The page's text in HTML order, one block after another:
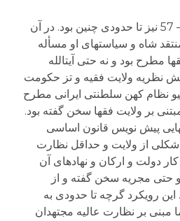
در دوران انقلاب یعنی 56 – 57 نیز تا حدودی چنین بود. در آن
شاه و سیاست­های او مسأله
مطرح بود و نه حتی آیت­الله
نظریه ولایت فقیه و تز حکومت
نظام کهن سلطنتی ایرانی مطرح
بر ولایت فقها سخن گفته بود.
پیش نویس قانون اساسی
شکلی از ولایت و حداقل نظارت
دولت و ارکان و نهادهای آن
و حتی مجریه سخن گفته و از
رویکرد گرچه تا حدودی به
مبنی بر نظارت عالیه مجتهدان